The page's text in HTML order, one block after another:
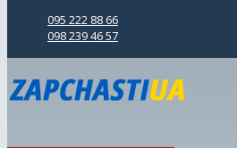
095 222 88 66
098 239 46 57